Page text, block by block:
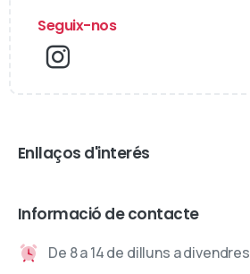
Seguix-nos
Enllaços d'interés
Informació de contacte
De 8 a 14 de dilluns a divendres